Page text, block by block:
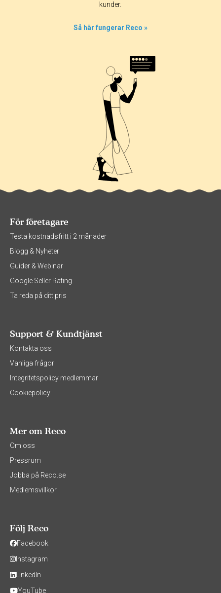
kunder.
Så här fungerar Reco »
För företagare
Testa kostnadsfritt i 2 månader
Blogg & Nyheter
Guider & Webinar
Google Seller Rating
Ta reda på ditt pris
Support & Kundtjänst
Kontakta oss
Vanliga frågor
Integritetspolicy medlemmar
Cookiepolicy
Mer om Reco
Om oss
Pressrum
Jobba på Reco.se
Medlemsvillkor
Följ Reco
Facebook
Instagram
LinkedIn
YouTube